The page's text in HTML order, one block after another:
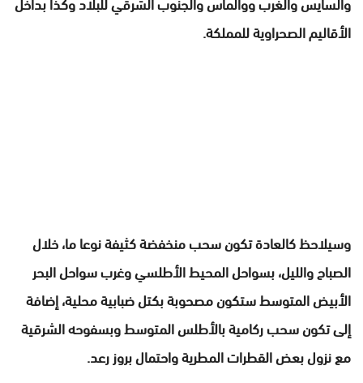
الأقاليم الصحراوية للمملكة.
وسيلاحظ كالعادة تكون سحب منخفضة كثيفة نوعا ما، خلال
الصباح والليل، بسواحل المحيط الأطلسي وغرب سواحل البحر
الأبيض المتوسط ستكون مصحوبة بكتل ضبابية محلية، إضافة
إلى تكون سحب ركامية بالأطلس المتوسط وبسفوحه الشرقية
مع نزول بعض القطرات المطرية واحتمال بروز رعد.